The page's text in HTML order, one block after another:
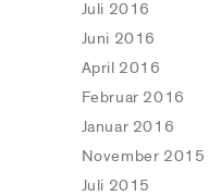
Juli 2016
Juni 2016
April 2016
Februar 2016
Januar 2016
November 2015
Juli 2015